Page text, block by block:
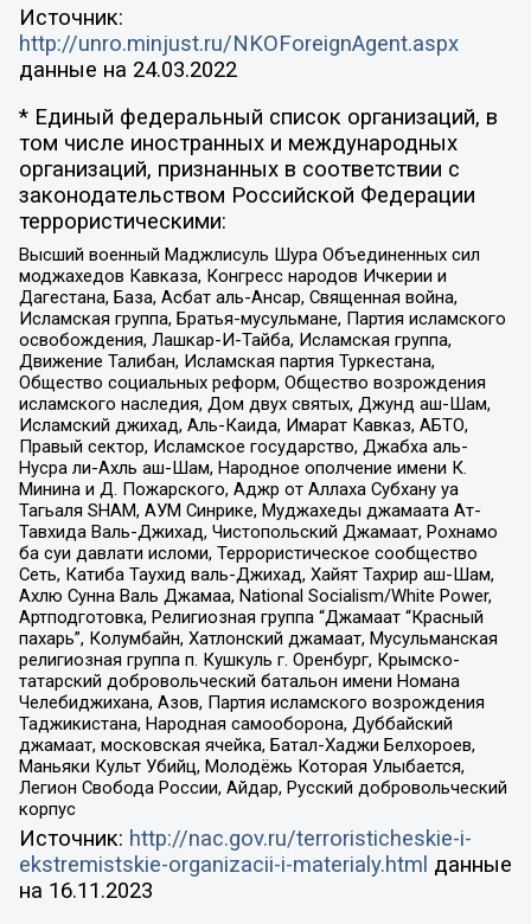
Источник:
http://unro.minjust.ru/NKOForeignAgent.aspx
данные на 24.03.2022
* Единый федеральный список организаций, в
том числе иностранных и международных
организаций, признанных в соответствии с
законодательством Российской Федерации
террористическими:
Высший военный Маджлисуль Шура Объединенных сил
моджахедов Кавказа, Конгресс народов Ичкерии и
Дагестана, База, Асбат аль-Ансар, Священная война,
Исламская группа, Братья-мусульмане, Партия исламского
освобождения, Лашкар-И-Тайба, Исламская группа,
Движение Талибан, Исламская партия Туркестана,
Общество социальных реформ, Общество возрождения
исламского наследия, Дом двух святых, Джунд аш-Шам,
Исламский джихад, Аль-Каида, Имарат Кавказ, АБТО,
Правый сектор, Исламское государство, Джабха аль-
Нусра ли-Ахль аш-Шам, Народное ополчение имени К.
Минина и Д. Пожарского, Аджр от Аллаха Субхану уа
Тагьаля SHAM, АУМ Синрике, Муджахеды джамаата Ат-
Тавхида Валь-Джихад, Чистопольский Джамаат, Рохнамо
ба суи давлати исломи, Террористическое сообщество
Сеть, Катиба Таухид валь-Джихад, Хайят Тахрир аш-Шам,
Ахлю Сунна Валь Джамаа, National Socialism/White Power,
Артподготовка, Религиозная группа “Джамаат “Красный
пахарь”, Колумбайн, Хатлонский джамаат, Мусульманская
религиозная группа п. Кушкуль г. Оренбург, Крымско-
татарский добровольческий батальон имени Номана
Челебиджихана, Азов, Партия исламского возрождения
Таджикистана, Народная самооборона, Дуббайский
джамаат, московская ячейка, Батал-Хаджи Белхороев,
Маньяки Культ Убийц, Молодёжь Которая Улыбается,
Легион Свобода России, Айдар, Русский добровольческий
корпус
Источник: http://nac.gov.ru/terroristicheskie-i-
ekstremistskie-organizacii-i-materialy.html данные
на 16.11.2023